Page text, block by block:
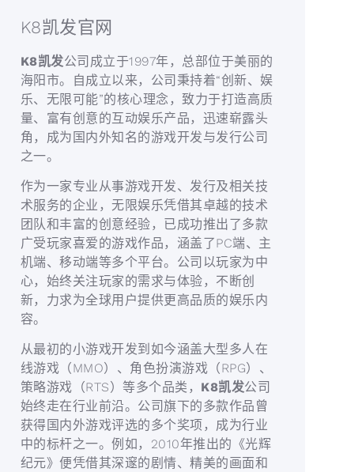
K8凯发官网
K8凯发公司成立于1997年，总部位于美丽的
海阳市。自成立以来，公司秉持着“创新、娱
乐、无限可能”的核心理念，致力于打造高质
量、富有创意的互动娱乐产品，迅速崭露头
角，成为国内外知名的游戏开发与发行公司
之一。
作为一家专业从事游戏开发、发行及相关技
术服务的企业，无限娱乐凭借其卓越的技术
团队和丰富的创意经验，已成功推出了多款
广受玩家喜爱的游戏作品，涵盖了PC端、主
机端、移动端等多个平台。公司以玩家为中
心，始终关注玩家的需求与体验，不断创
新，力求为全球用户提供更高品质的娱乐内
容。
从最初的小游戏开发到如今涵盖大型多人在
线游戏（MMO）、角色扮演游戏（RPG）、
策略游戏（RTS）等多个品类， K8凯发公司
始终走在行业前沿。公司旗下的多款作品曾
获得国内外游戏评选的多个奖项，成为行业
中的标杆之一。例如，2010年推出的《光辉
纪元》便凭借其深邃的剧情、精美的画面和